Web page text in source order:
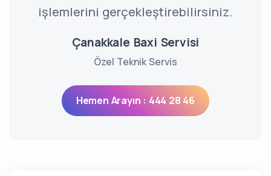
işlemlerini gerçekleştirebilirsiniz.
Çanakkale Baxi Servisi
Özel Teknik Servis
Hemen Arayın : 444 28 46